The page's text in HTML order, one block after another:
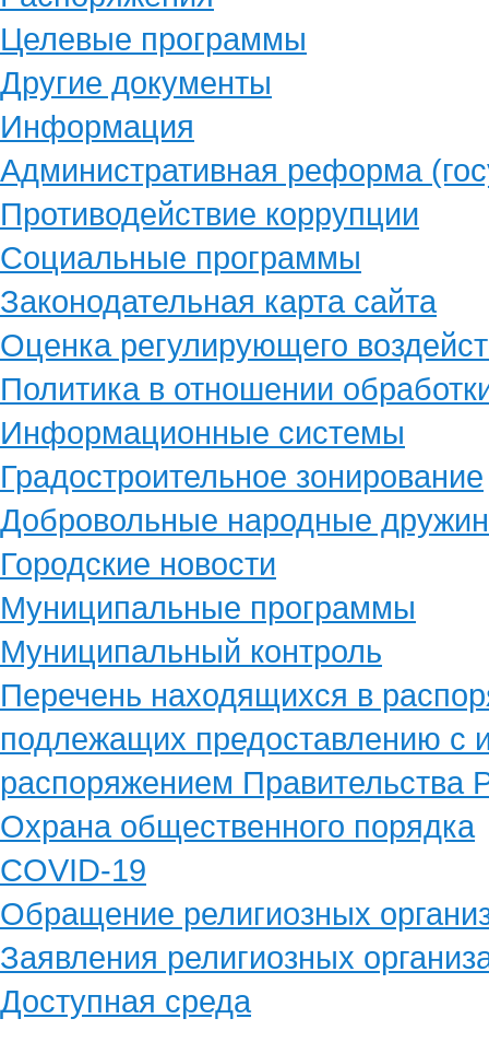
Целевые программы
Другие документы
Информация
Административная реформа
Противодействие коррупции
Социальные программы
Законодательная карта сайта
Оценка регулирующего
Политика в отношении
Информационные системы
Градостроительное зонирование
Добровольные народные
Городские новости
Муниципальные программы
Муниципальный контроль
Перечень находящихся в
подлежащих предоставлению с
распоряжением
Охрана общественного порядка
COVID-19
Обращение религиозных
Заявления религиозных
Доступная среда